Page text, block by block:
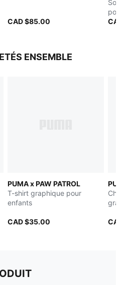
CAD $85.00
ENSEMBLE
PUMA x PAW PATROL
T-shirt graphique pour
enfants
CAD $35.00